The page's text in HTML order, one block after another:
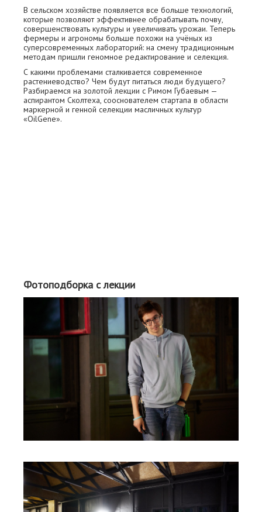
В сельском хозяйстве появляется все больше технологий,
которые позволяют эффективнее обрабатывать почву,
совершенствовать культуры и увеличивать урожаи. Теперь
фермеры и агрономы больше похожи на учёных из
суперсовременных лабораторий: на смену традиционным
методам пришли геномное редактирование и селекция.
С какими проблемами сталкивается современное
растениеводство? Чем будут питаться люди будущего?
Разбираемся на золотой лекции с Римом Губаевым —
аспирантом Сколтеха, сооснователем стартапа в области
маркерной и генной селекции масличных культур
«OilGene».
Фотоподборка с лекции